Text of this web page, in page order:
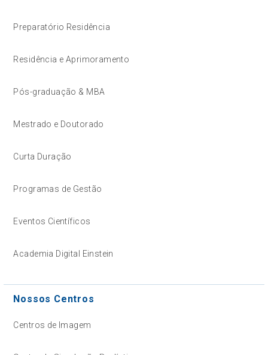
Preparatório Residência
Residência e Aprimoramento
Pós-graduação & MBA
Mestrado e Doutorado
Curta Duração
Programas de Gestão
Eventos Científicos
Academia Digital Einstein
Nossos Centros
Centros de Imagem